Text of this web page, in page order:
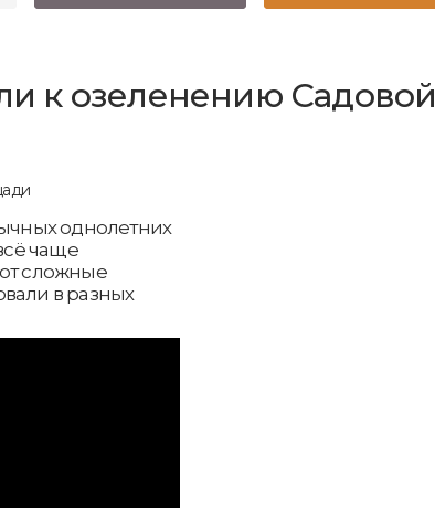
к озеленению Садовой
однолетних
чаще
сложные
в разных